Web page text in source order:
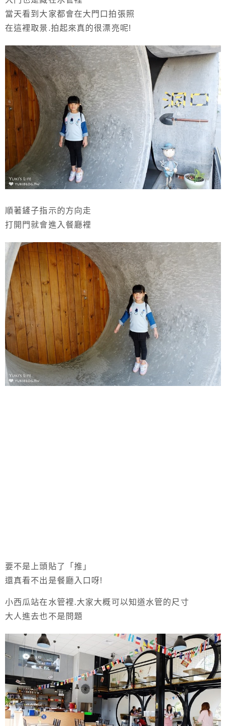
當天看到大家都會在大門口拍張照
在這裡取景.拍起來真的很漂亮呢!
順著鏟子指示的方向走
打開門就會進入餐廳裡
要不是上頭貼了「推」
還真看不出是餐廳入口呀!
小西瓜站在水管裡.大家大概可以知道水管的尺寸
大人進去也不是問題